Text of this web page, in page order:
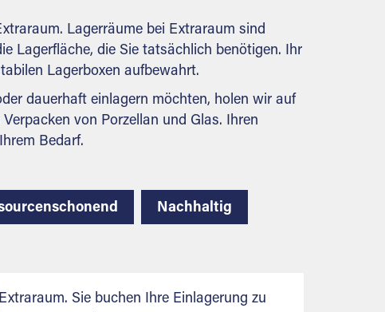
Lagerräume bei Extraraum sind
Lagerfläche, die Sie tatsächlich benötigen. Ihr
Lagerboxen aufbewahrt.
dauerhaft einlagern möchten, holen wir auf
von Porzellan und Glas. Ihren
Bedarf.
Nachhaltig
Sie buchen Ihre Einlagerung zu